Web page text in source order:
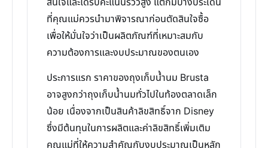
ที่คุณแม่ควรนำมาพิจารณาก่อนตัดสินใจซื้อ
เพื่อให้มั่นใจว่าเป็นผลิตภัณฑ์ที่เหมาะสมกับ
ความต้องการและงบประมาณของตนเอง
ประการแรก ราคาของถุงเก็บน้ำนม Brusta
อาจสูงกว่าถุงเก็บน้ำนมทั่วไปในท้องตลาดเล็ก
น้อย เนื่องจากเป็นสินค้าลิขสิทธิ์จาก Disney
ซึ่งมีต้นทุนในการผลิตและค่าลิขสิทธิ์เพิ่มเติม
คุณแม่ที่ให้ความสำคัญกับงบประมาณเป็นหลัก